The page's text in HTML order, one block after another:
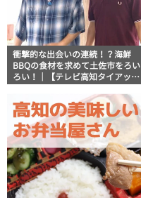
衝撃的な出会いの連続！？海鮮
BBQの食材を求めて土佐市をろい
ろい！｜【テレビ高知タイアップ
く！